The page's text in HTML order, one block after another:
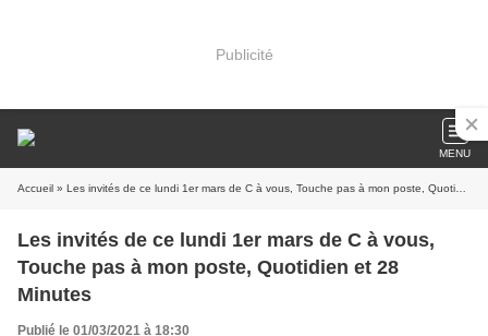
Publicité
MENU
Accueil » Les invités de ce lundi 1er mars de C à vous, Touche pas à mon poste, Quotidien et 28 Minutes
Les invités de ce lundi 1er mars de C à vous,
Touche pas à mon poste, Quotidien et 28
Minutes
Publié le 01/03/2021 à 18:30